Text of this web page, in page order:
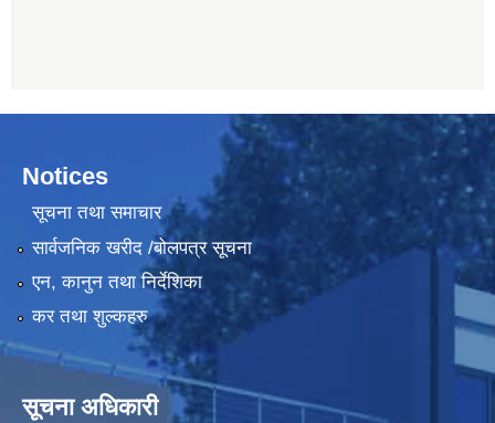
Notices
सूचना तथा समाचार
सार्वजनिक खरीद /बोलपत्र सूचना
एन, कानुन तथा निर्देशिका
कर तथा शुल्कहरु
सूचना अधिकारी